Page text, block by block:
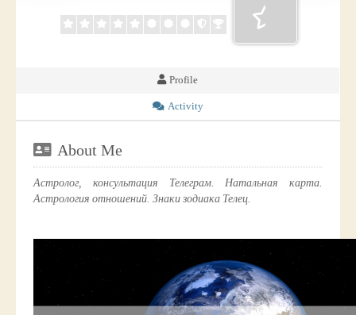
Profile
Activity
About Me
Астролог, консультация Телеграм. Натальная карта.
Астрология отношений. Знаки зодиака Телец.